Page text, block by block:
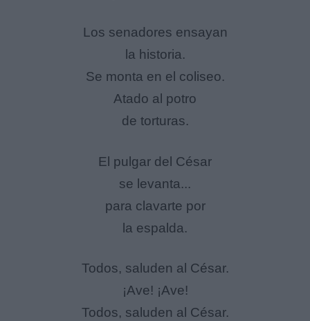
Los senadores ensayan
la historia.
Se monta en el coliseo.
Atado al potro
de torturas.
El pulgar del César
se levanta...
para clavarte por
la espalda.
Todos, saluden al César.
¡Ave! ¡Ave!
Todos, saluden al César.